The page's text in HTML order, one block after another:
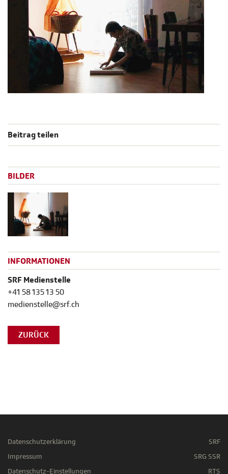
Beitrag teilen
BILDER
INFORMATIONEN
SRF Medienstelle
+41 58 135 13 50
medienstelle@srf.ch
ZURÜCK
Datenschutzerklärung
Impressum
Datenschutz-Einstellungen
SRF
SRG SSR
RTS